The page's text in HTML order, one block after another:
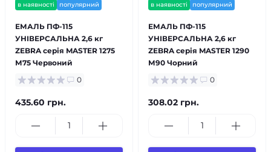
в наявності популярний
ЕМАЛЬ ПФ-115
УНІВЕРСАЛЬНА 2,6 кг
ZEBRA серія MASTER 1275
М75 Червоний
0
435.60 грн.
в наявності популярний
ЕМАЛЬ ПФ-115
УНІВЕРСАЛЬНА 2,6 кг
ZEBRA серія MASTER 1290
М90 Чорний
0
308.02 грн.